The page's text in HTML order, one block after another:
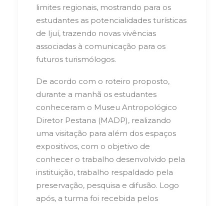
limites regionais, mostrando para os
estudantes as potencialidades turísticas
de Ijuí, trazendo novas vivências
associadas à comunicação para os
futuros turismólogos.
De acordo com o roteiro proposto,
durante a manhã os estudantes
conheceram o Museu Antropológico
Diretor Pestana (MADP), realizando
uma visitação para além dos espaços
expositivos, com o objetivo de
conhecer o trabalho desenvolvido pela
instituição, trabalho respaldado pela
preservação, pesquisa e difusão. Logo
após, a turma foi recebida pelos